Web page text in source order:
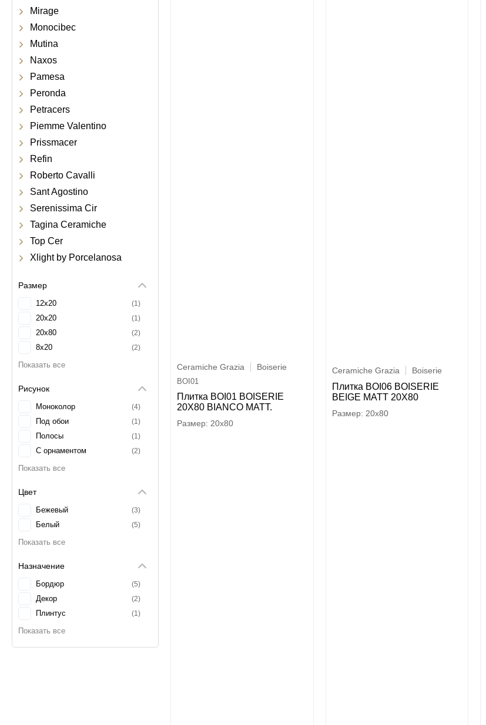
Mirage
Monocibec
Mutina
Naxos
Pamesa
Peronda
Petracers
Piemme Valentino
Prissmacer
Refin
Roberto Cavalli
Sant Agostino
Serenissima Cir
Tagina Ceramiche
Top Cer
Xlight by Porcelanosa
Размер
12x20 1
20x20 1
20x80 2
8x20 2
Рисунок
Моноколор 4
Под обои 1
Полосы 1
С орнаментом 2
Цвет
Бежевый 3
Белый 5
Назначение
Бордюр 5
Декор 2
Плинтус 1
Ceramiche Grazia Boiserie
BOI01
Плитка BOI01 BOISERIE
20X80 BIANCO MATT.
20x80
Ceramiche Grazia Boiserie
Плитка BOI06 BOISERIE
BEIGE MATT 20X80
20x80